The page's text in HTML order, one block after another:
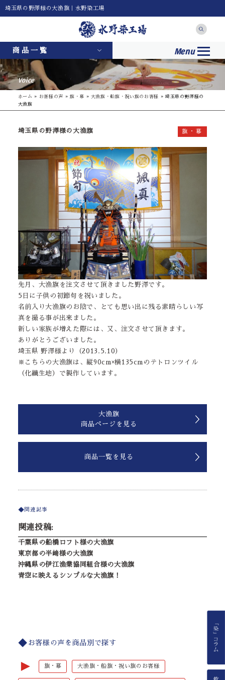
埼玉県の野澤様の大漁旗｜水野染工場
商品一覧 Menu
Voice
ホーム » お客様の声 » 旗・幕 » 大漁旗・船旗・祝い旗のお客様 » 埼玉県の野澤様の
大漁旗
埼玉県の野澤様の大漁旗 旗・幕
先月、大漁旗を注文させて頂きました野澤です。
5日に子供の初節句を祝いました。
名前入り大漁旗のお陰で、とても思い出に残る素晴らしい写
真を撮る事が出来ました。
新しい家族が増えた際には、又、注文させて頂きます。
ありがとうございました。
埼玉県 野澤様より（2013.5.10）
※こちらの大漁旗は、縦90cm×横135cmのテトロンツイル
（化繊生地）で製作しています。
商品一覧を見る
大漁旗
商品ページを見る
関連記事
関連投稿:
千葉県の船橋ロフト様の大漁旗
東京都の半﨑様の大漁旗
沖縄県の伊江漁業協同組合様の大漁旗
青空に映えるシンプルな大漁旗！
お客様の声を商品別で探す
► 旗・幕 大漁旗・船旗・祝い旗のお客様